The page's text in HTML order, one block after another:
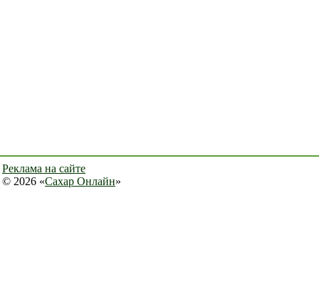
Реклама на сайте
© 2026 «Сахар Онлайн»